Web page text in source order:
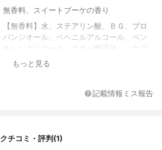
無香料、スイートブーケの香り
【無香料】水、ステアリン酸、ＢＧ、プロ
パンジオール、ベヘニルアルコール、ペン
チレングリコール、ホホバ種子油、（カプ
ロイル/ラウロイル）ラクチレートＮａ、ク
スホリルオリゴ糖Ｃａ、ツバキ花エキス、
ル、ＰＥＧ－６０水添ヒマシ油、カプリン
もっと見る
記載情報ミス報告
クチコミ・評判(1)